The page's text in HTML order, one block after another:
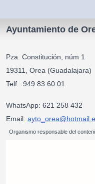
Ayuntamiento de
Pza. Constitución, núm 1
19311, Orea
Telf.:
WhatsApp: 621 258 432
Email:
Organismo responsable del